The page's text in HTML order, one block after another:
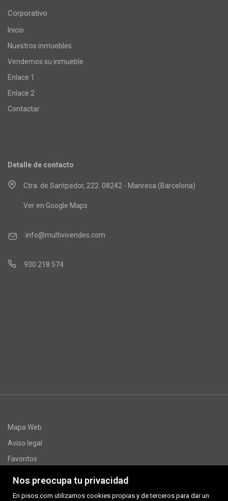
Nos preocupa tu privacidad
En pisos.com utilizamos cookies propias y de terceros para dar un
Corporativo
Inicio
Nuestros inmuebles
Vendemos su inmueble
Enlace 1
Enlace 2
Contactar
Detalle de contacto
Ctra. de Santpedor, 222. 08242 - Manresa (Barcelona)
Ver en Google Maps
info@multivivendes.com
930 218 574
Mapa Web
Aviso legal
Favoritos